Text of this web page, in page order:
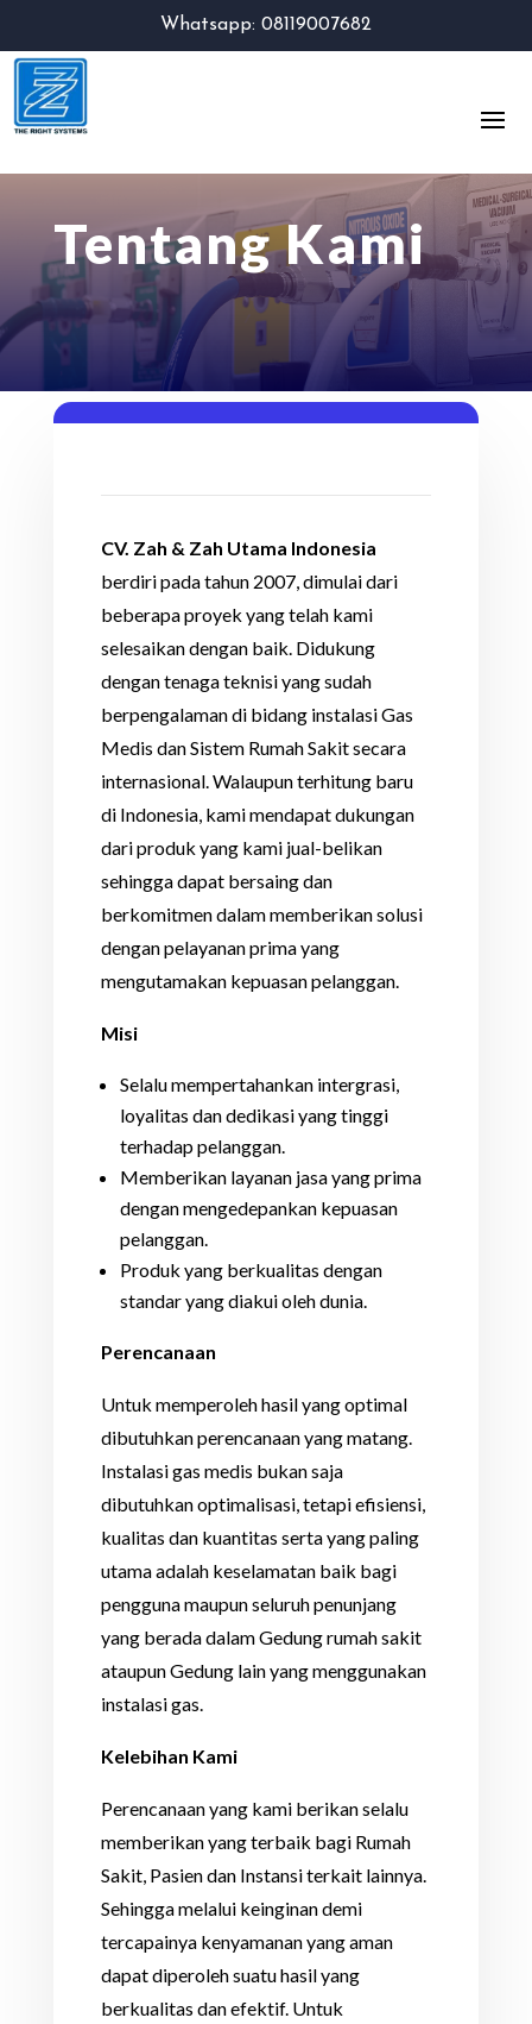
Whatsapp: 08119007682
Tentang Kami
CV. Zah & Zah Utama Indonesia
berdiri pada tahun 2007, dimulai dari
beberapa proyek yang telah kami
selesaikan dengan baik. Didukung
dengan tenaga teknisi yang sudah
berpengalaman di bidang instalasi Gas
Medis dan Sistem Rumah Sakit secara
internasional. Walaupun terhitung baru
di Indonesia, kami mendapat dukungan
dari produk yang kami jual-belikan
sehingga dapat bersaing dan
berkomitmen dalam memberikan solusi
dengan pelayanan prima yang
mengutamakan kepuasan pelanggan.
Misi
Selalu mempertahankan intergrasi,
loyalitas dan dedikasi yang tinggi
terhadap pelanggan.
Memberikan layanan jasa yang prima
dengan mengedepankan kepuasan
pelanggan.
Produk yang berkualitas dengan
standar yang diakui oleh dunia.
Perencanaan
Untuk memperoleh hasil yang optimal
dibutuhkan perencanaan yang matang.
Instalasi gas medis bukan saja
dibutuhkan optimalisasi, tetapi efisiensi,
kualitas dan kuantitas serta yang paling
utama adalah keselamatan baik bagi
pengguna maupun seluruh penunjang
yang berada dalam Gedung rumah sakit
ataupun Gedung lain yang menggunakan
instalasi gas.
Kelebihan Kami
Perencanaan yang kami berikan selalu
memberikan yang terbaik bagi Rumah
Sakit, Pasien dan Instansi terkait lainnya.
Sehingga melalui keinginan demi
tercapainya kenyamanan yang aman
dapat diperoleh suatu hasil yang
berkualitas dan efektif. Untuk